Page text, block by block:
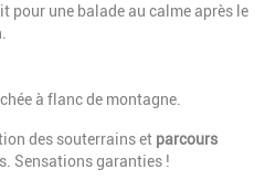
pour une balade au calme après le
à flanc de montagne.
des souterrains et parcours
Sensations garanties !